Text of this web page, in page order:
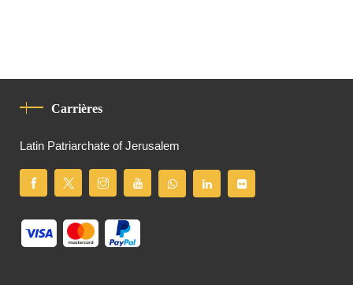
Carrières
Latin Patriarchate of Jerusalem